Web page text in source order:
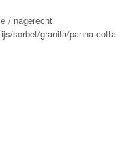
/ nagerecht
sorbet/granita/panna cotta